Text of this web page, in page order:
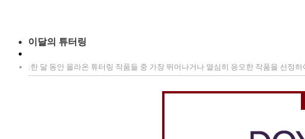
이달의 튜터링
:한 달 동안 올라온 튜터링 작품들 중 가장 뛰어나거나 열심히 응모한 작품을 선정